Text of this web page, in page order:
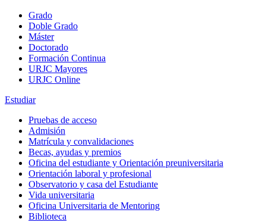
Grado
Doble Grado
Máster
Doctorado
Formación Continua
URJC Mayores
URJC Online
Estudiar
Pruebas de acceso
Admisión
Matrícula y convalidaciones
Becas, ayudas y premios
Oficina del estudiante y Orientación preuniversitaria
Orientación laboral y profesional
Observatorio y casa del Estudiante
Vida universitaria
Oficina Universitaria de Mentoring
Biblioteca